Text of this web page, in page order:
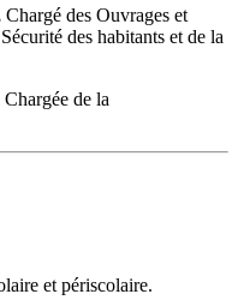
Chargé des Ouvrages et
des habitants et de la
Chargée de la
et périscolaire.